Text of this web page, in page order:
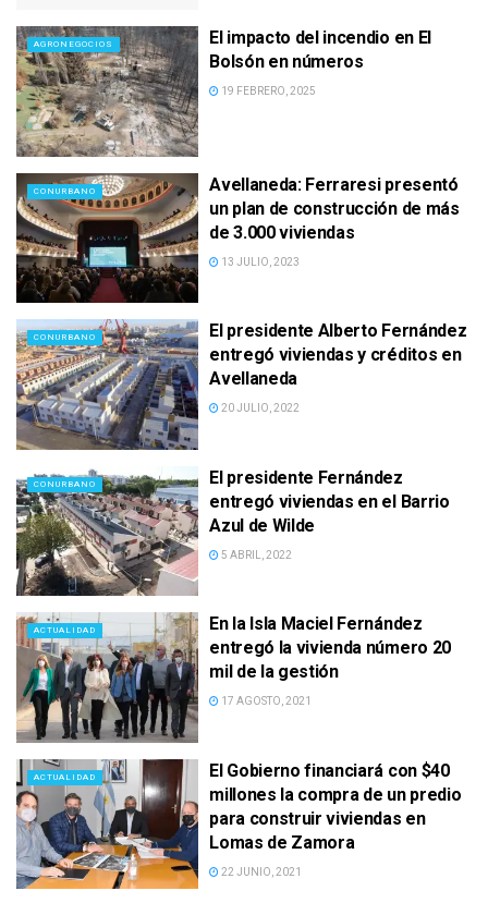
AGRONEGOCIOS
El impacto del incendio en El
Bolsón en números
19 FEBRERO, 2025
CONURBANO
Avellaneda: Ferraresi presentó
un plan de construcción de más
de 3.000 viviendas
13 JULIO, 2023
CONURBANO
El presidente Alberto Fernández
entregó viviendas y créditos en
Avellaneda
20 JULIO, 2022
CONURBANO
El presidente Fernández
entregó viviendas en el Barrio
Azul de Wilde
5 ABRIL, 2022
ACTUALIDAD
En la Isla Maciel Fernández
entregó la vivienda número 20
mil de la gestión
17 AGOSTO, 2021
ACTUALIDAD
El Gobierno financiará con $40
millones la compra de un predio
para construir viviendas en
Lomas de Zamora
22 JUNIO, 2021